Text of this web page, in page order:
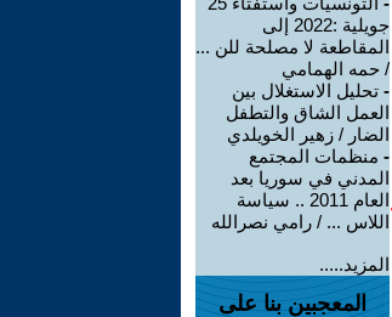
جويلية :2022 إلى
المقاطعة لا مصلحة للن ...
/ حمه الهمامي
- تحليل الاستغلال بين
العمل الشاق والتطفل
الضار / زهير الخويلدي
- منظمات المجتمع
المدني في سوريا بعد
العام 2011 .. سياسة
اللاس ... / رامي نصرالله
المزيد.....
المعجبين بنا على